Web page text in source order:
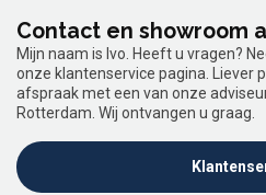
Contact en showroom
Mijn naam is Ivo. Heeft u vragen?
onze klantenservice pagina. Liever
afspraak met een van onze
Rotterdam. Wij ontvangen u graag.